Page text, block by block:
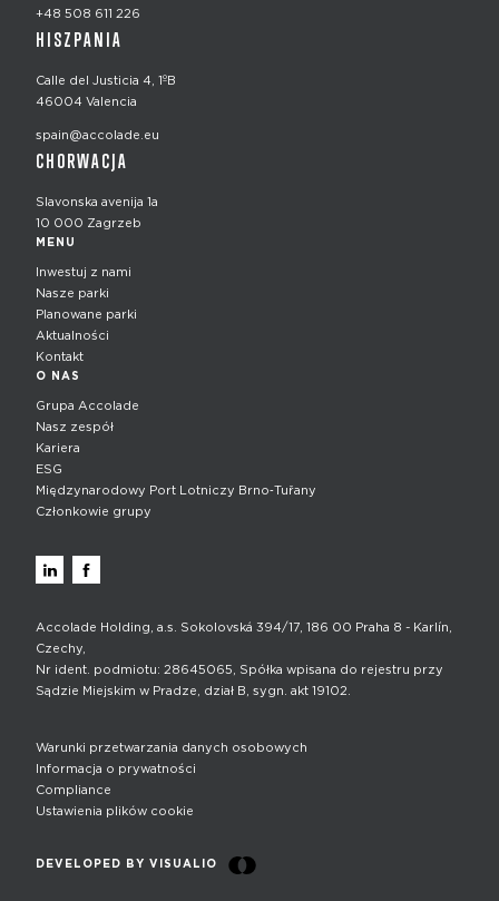
+48 508 611 226
HISZPANIA
Calle del Justicia 4, 1ºB
46004 Valencia
spain@accolade.eu
CHORWACJA
Slavonska avenija 1a
10 000 Zagrzeb
MENU
Inwestuj z nami
Nasze parki
Planowane parki
Aktualności
Kontakt
O NAS
Grupa Accolade
Nasz zespół
Kariera
ESG
Międzynarodowy Port Lotniczy Brno‑Tuřany
Członkowie grupy
Accolade Holding, a.s. Sokolovská 394/17, 186 00 Praha 8 - Karlín,
Czechy,
Nr ident. podmiotu: 28645065, Spółka wpisana do rejestru przy
Sądzie Miejskim w Pradze, dział B, sygn. akt 19102.
Warunki przetwarzania danych osobowych
Informacja o prywatności
Compliance
Ustawienia plików cookie
DEVELOPED BY VISUALIO